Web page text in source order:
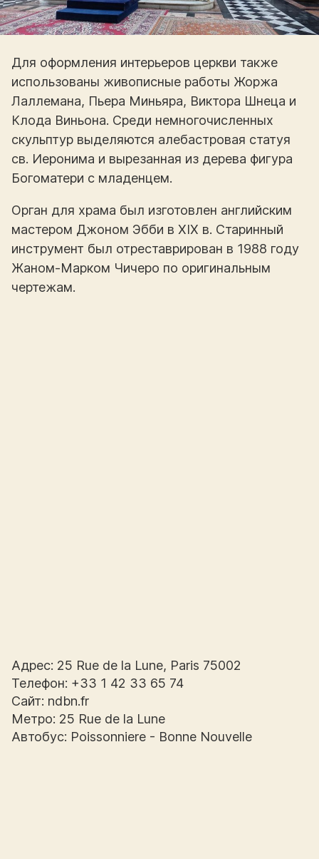
Для оформления интерьеров церкви также
использованы живописные работы Жоржа
Лаллемана, Пьера Миньяра, Виктора Шнеца и
Клода Виньона. Среди немногочисленных
скульптур выделяются алебастровая статуя
св. Иеронима и вырезанная из дерева фигура
Богоматери с младенцем.
Орган для храма был изготовлен английским
мастером Джоном Эбби в XIX в. Старинный
инструмент был отреставрирован в 1988 году
Жаном-Марком Чичеро по оригинальным
чертежам.
Адрес: 25 Rue de la Lune, Paris 75002
Телефон: +33 1 42 33 65 74
Сайт: ndbn.fr
Метро: 25 Rue de la Lune
Автобус: Poissonniere - Bonne Nouvelle